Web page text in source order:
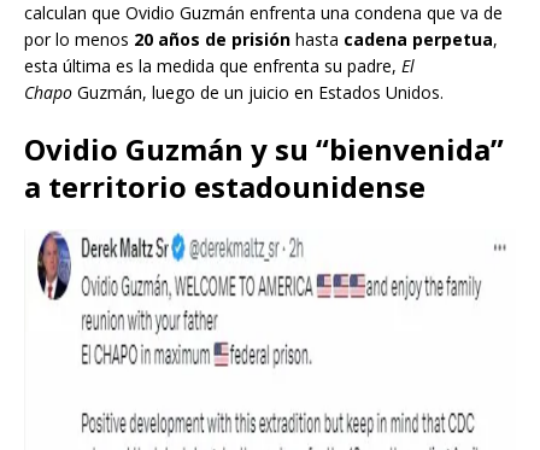
calculan que Ovidio Guzmán enfrenta una condena que va de
por lo menos 20 años de prisión hasta cadena perpetua,
esta última es la medida que enfrenta su padre, El
Chapo Guzmán, luego de un juicio en Estados Unidos.
Ovidio Guzmán y su “bienvenida”
a territorio estadounidense